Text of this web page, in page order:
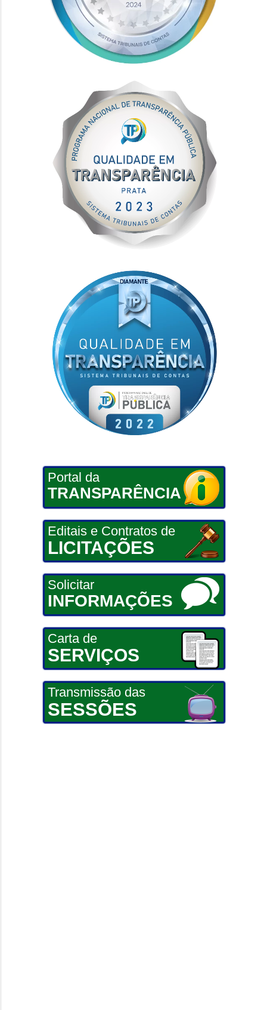
Portal da
TRANSPARÊNCIA
Editais e Contratos de
LICITAÇÕES
Solicitar
INFORMAÇÕES
Carta de
SERVIÇOS
Transmissão das
SESSÕES